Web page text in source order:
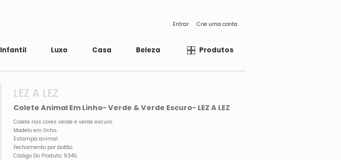
Entrar Crie uma conta
Infantil Luxo Casa Beleza LiquidaProdutos
LEZ A LEZ
Colete Animal Em Linho- Verde & Verde Escuro- LEZ A LEZ
Colete nas cores verde e verde escuro.
Modelo em linho.
Estampa animal.
Fechamento por botão.
Código Do Produto: 9341L